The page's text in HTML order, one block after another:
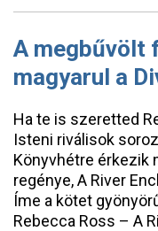
A megbűvölt
magyarul a
Ha te is szeretted
Isteni riválisok
Könyvhétre érkezik
regénye, A River
Íme a kötet
Rebecca Ross – A